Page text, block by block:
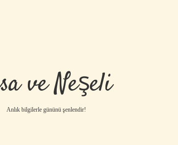
ve Neşeli
Anlık bilgilerle gününü şenlendir!